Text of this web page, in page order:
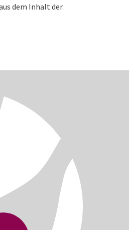
dem Inhalt der